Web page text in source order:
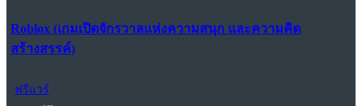
Roblox (เกมเปิดจักรวาลแห่งความสนุก และความคิด
สร้างสรรค์)
ฟรีแวร์